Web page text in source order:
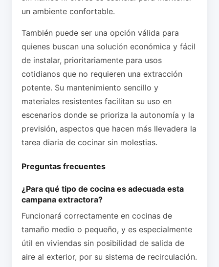
un ambiente confortable.
También puede ser una opción válida para
quienes buscan una solución económica y fácil
de instalar, prioritariamente para usos
cotidianos que no requieren una extracción
potente. Su mantenimiento sencillo y
materiales resistentes facilitan su uso en
escenarios donde se prioriza la autonomía y la
previsión, aspectos que hacen más llevadera la
tarea diaria de cocinar sin molestias.
Preguntas frecuentes
¿Para qué tipo de cocina es adecuada esta
campana extractora?
Funcionará correctamente en cocinas de
tamaño medio o pequeño, y es especialmente
útil en viviendas sin posibilidad de salida de
aire al exterior, por su sistema de recirculación.